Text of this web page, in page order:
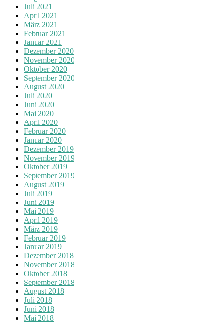
Juli 2021
April 2021
März 2021
Februar 2021
Januar 2021
Dezember 2020
November 2020
Oktober 2020
September 2020
August 2020
Juli 2020
Juni 2020
Mai 2020
April 2020
Februar 2020
Januar 2020
Dezember 2019
November 2019
Oktober 2019
September 2019
August 2019
Juli 2019
Juni 2019
Mai 2019
April 2019
März 2019
Februar 2019
Januar 2019
Dezember 2018
November 2018
Oktober 2018
September 2018
August 2018
Juli 2018
Juni 2018
Mai 2018